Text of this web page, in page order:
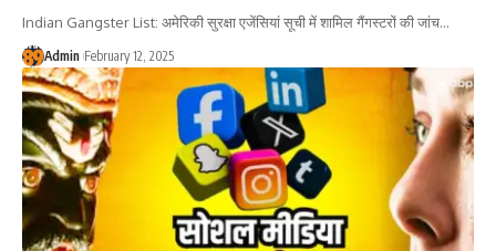
Indian Gangster List: अमेरिकी सुरक्षा एजेंसियां सूची में शामिल गैंगस्टरों की जांच…
Admin February 12, 2025